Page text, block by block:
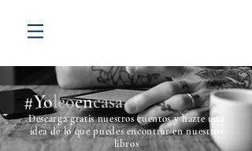
#Yoleoencasa
Descarga gratis nuestros cuentos y hazte una
idea de lo que puedes encontrar en nuestros
libros